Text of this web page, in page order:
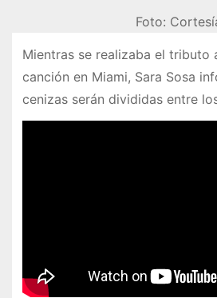
Foto:
Mientras se realizaba el tributo
canción en Miami, Sara Sosa
cenizas serán divididas entre